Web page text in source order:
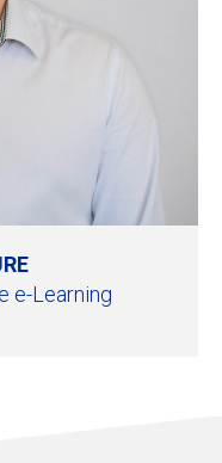
e-Learning